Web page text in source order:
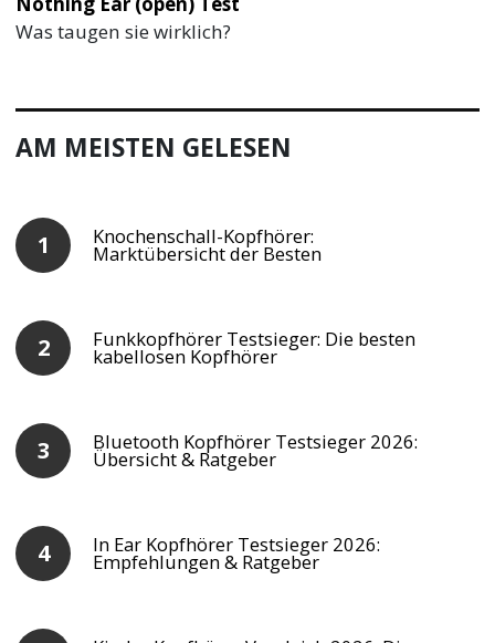
Was taugen sie wirklich?
AM MEISTEN GELESEN
Knochenschall-Kopfhörer:
Marktübersicht der Besten
Funkkopfhörer Testsieger: Die besten
kabellosen Kopfhörer
Bluetooth Kopfhörer Testsieger 2026:
Übersicht & Ratgeber
In Ear Kopfhörer Testsieger 2026:
Empfehlungen & Ratgeber